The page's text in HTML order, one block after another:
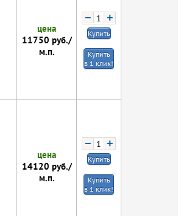
цена
11750 руб./
м.п.
− +
Купить
Купить
в 1 клик!
цена
14120 руб./
м.п.
− +
Купить
Купить
в 1 клик!